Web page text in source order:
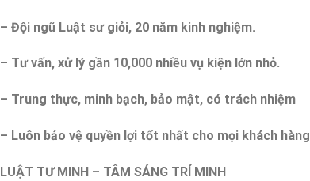
– Đội ngũ Luật sư giỏi, 20 năm kinh nghiệm.
– Tư vấn, xử lý gần 10,000 nhiều vụ kiện lớn nhỏ.
– Trung thực, minh bạch, bảo mật, có trách nhiệm
– Luôn bảo vệ quyền lợi tốt nhất cho mọi khách hàng
LUẬT TƯ MINH – TÂM SÁNG TRÍ MINH